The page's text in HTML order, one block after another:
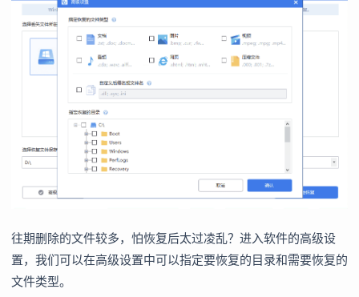
往期删除的文件较多，怕恢复后太过凌乱？进入软件的高级设
置，我们可以在高级设置中可以指定要恢复的目录和需要恢复的
文件类型。